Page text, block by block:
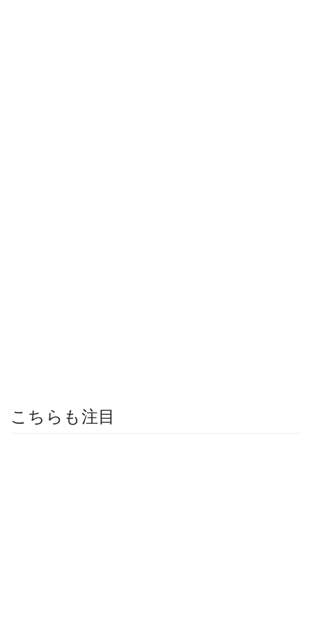
こちらも注目